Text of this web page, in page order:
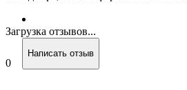
Загрузка отзывов...
0
Написать отзыв